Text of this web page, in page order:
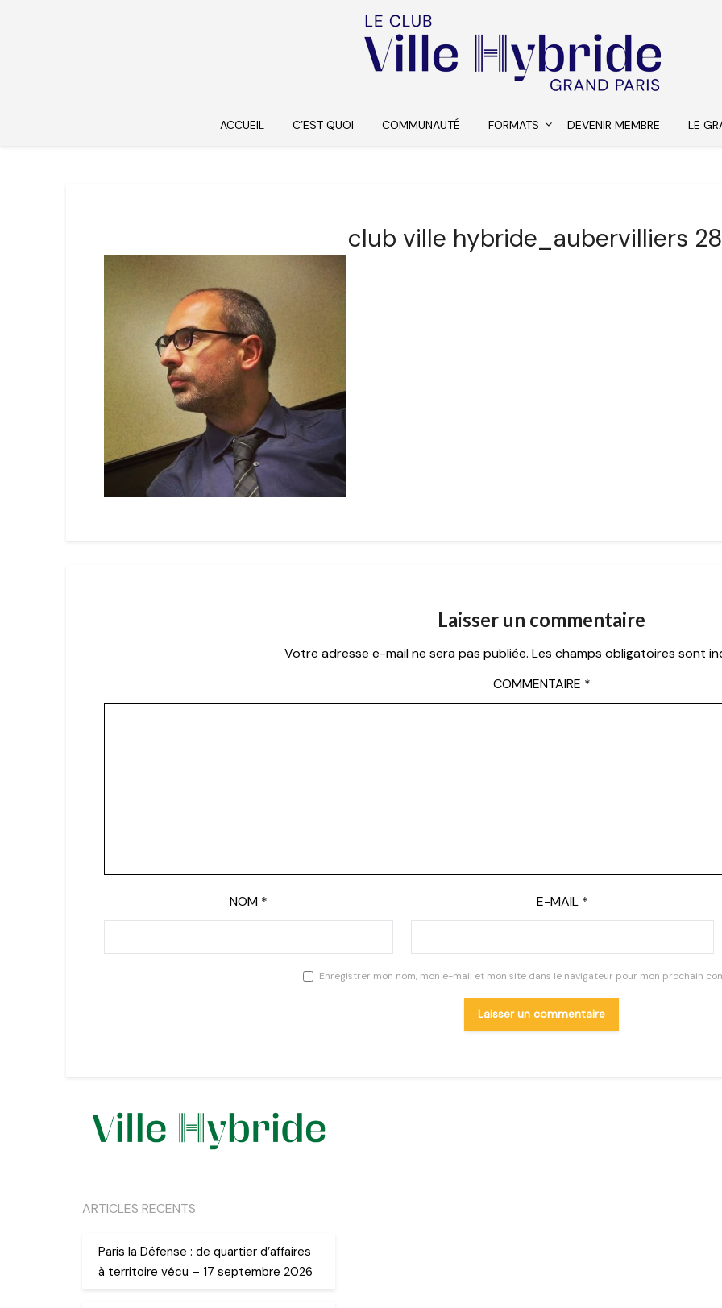
ACCUEIL C’EST QUOI COMMUNAUTÉ FORMATS DEVENIR MEMBRE LE
club ville hybride_aubervilliers
Laisser un commentaire
Votre adresse e-mail ne sera pas publiée. Les champs obligatoires sont
COMMENTAIRE *
NOM * E-MAIL *
Enregistrer mon nom, mon e-mail et mon site dans le navigateur pour mon prochain
ARTICLES RECENTS
Paris la Défense : de quartier d’affaires
à territoire vécu – 17 septembre 2026